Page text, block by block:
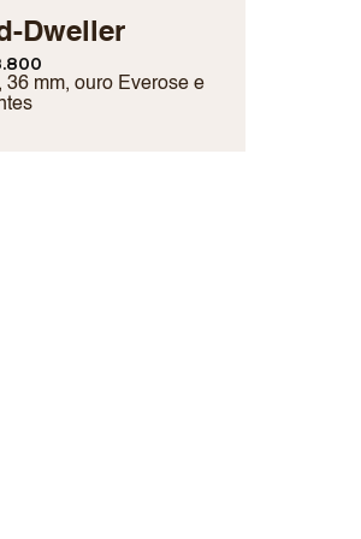
Dweller
36 mm, ouro Everose e